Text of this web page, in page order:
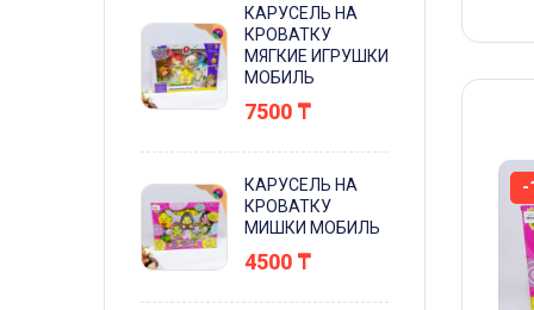
КАРУСЕЛЬ НА
КРОВАТКУ
МЯГКИЕ ИГРУШКИ
МОБИЛЬ
7500 ₸
КАРУСЕЛЬ НА
КРОВАТКУ
МИШКИ МОБИЛЬ
4500 ₸
-